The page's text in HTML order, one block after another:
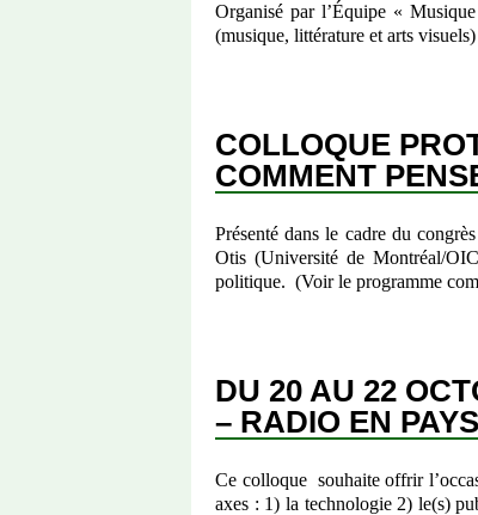
Organisé par l’Équipe «
(musique, littérature et arts
COLLOQUE
COMMENT
Présenté dans le cadre du
Otis (Université de Montréal/
politique. (Voir le programme
DU 20 AU 22
– RADIO EN
Ce colloque souhaite offrir
axes : 1) la technologie 2) le(s)